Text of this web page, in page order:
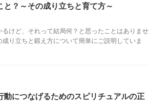
と？～その成り立ちと育て方～
るけど、それって結局何？と思ったことはありませ
り立ちと鍛え方について簡単にご説明していま
につなげるためのスピリチュアルの正